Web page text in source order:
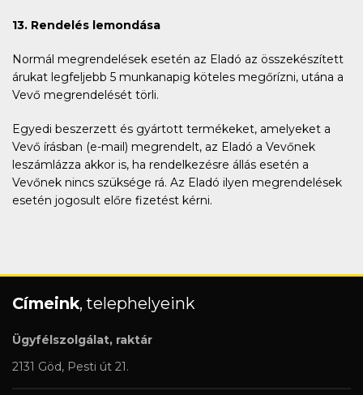
13. Rendelés lemondása
Normál megrendelések esetén az Eladó az összekészített
árukat legfeljebb 5 munkanapig köteles megőrízni, utána a
Vevő megrendelését törli.
Egyedi beszerzett és gyártott termékeket, amelyeket a
Vevő írásban (e-mail) megrendelt, az Eladó a Vevőnek
leszámlázza akkor is, ha rendelkezésre állás esetén a
Vevőnek nincs szüksége rá. Az Eladó ilyen megrendelések
esetén jogosult előre fizetést kérni.
Címeink, telephelyeink
Ügyfélszolgálat, raktár
2131 Göd, Pesti út 21.